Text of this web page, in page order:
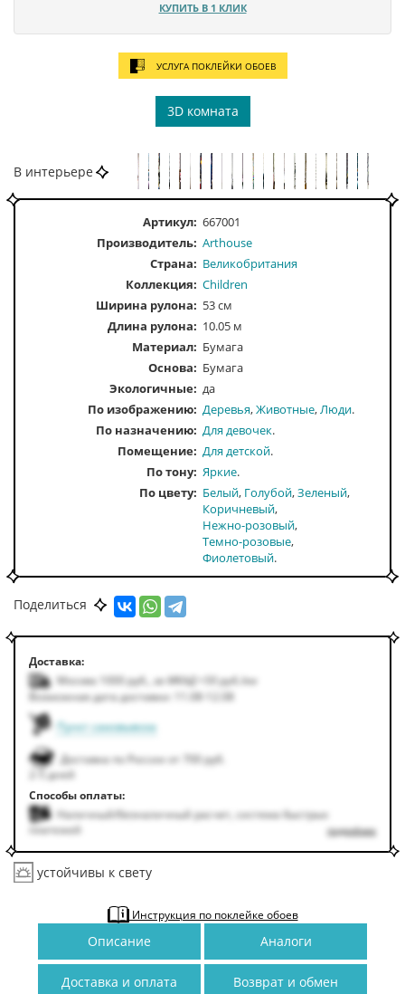
КУПИТЬ В 1 КЛИК
УСЛУГА ПОКЛЕЙКИ ОБОЕВ
3D комната
В интерьере
Артикул: 667001
Производитель: Arthouse
Страна: Великобритания
Коллекция: Children
Ширина рулона: 53 см
Длина рулона: 10.05 м
Материал: Бумага
Основа: Бумага
Экологичные: да
По изображению Деревья Животные Люди
По назначению Для девочек
Помещение Для детской
По тону Яркие
По цвету
Белый Голубой Зеленый
Коричневый
Нежно-розовый
Темно-розовые
Фиолетовый
Поделиться
Доставка:
Москва 1000руб. за МКАД +50руб. /км
Возможная дата доставки: 11.08-12.08
Пункт самовывоза
Доставка по России от 700 руб.
2-5 дней
Способы оплаты:
Наличный/безналичный расчет, система быстрых
платежей
подробнее
устойчивы к свету
Инструкция по поклейке обоев
Описание Аналоги
Доставка и оплата Возврат и обмен